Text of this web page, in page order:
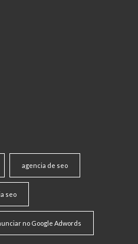
agencia de seo
seo
no Google Adwords